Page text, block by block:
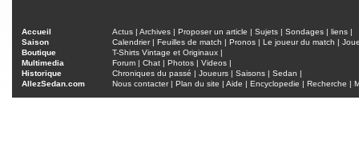
Accueil Actus | Archives | Proposer un article | Sujets | Sondages | liens |
Saison
Calendrier| Feuilles de match | Pronos | Le joueur du match |
Boutique
T-Shirts Vintage et Originaux |
Multimedia
Forum | Chat | Photos | Videos |
Historique
Chroniques du passé | Joueurs | Saisons | Sedan |
AllezSedan.com
Nous contacter| Plan du site | Aide | Encyclopedie | Recherche |